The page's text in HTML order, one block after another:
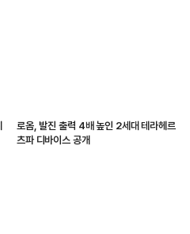
로옴, 발진 출력 4배 높인 2세대 테라헤르
츠파 디바이스 공개